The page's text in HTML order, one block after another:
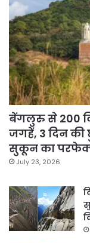
बेंगलुरु से 200
जगहें, 3 दिन की
सुकून का
July 23, 2026